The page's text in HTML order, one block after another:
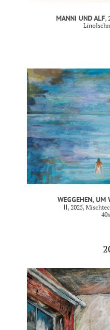
MANNI UND ALF,
WEGGEHEN, UM
II, 2025,